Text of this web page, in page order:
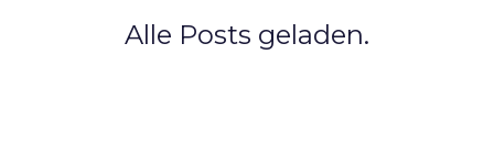
Alle Posts geladen.